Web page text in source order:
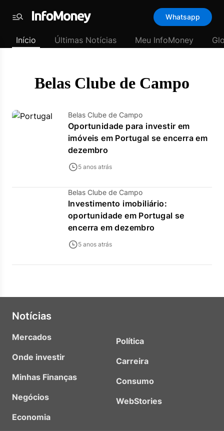
padrão
Últimas
InfoMoney
Menu
Whatsapp
Início Últimas Notícias Meu InfoMoney
Belas Clube de Campo
Belas Clube de Campo
Oportunidade para investir em
imóveis em Portugal se encerra em
dezembro
5 anos atrás
Belas Clube de Campo
Investimento imobiliário:
oportunidade em Portugal se
encerra em dezembro
5 anos atrás
Notícias
Mercados
Onde investir
Minhas Finanças
Negócios
Economia
Política
Carreira
Consumo
WebStories